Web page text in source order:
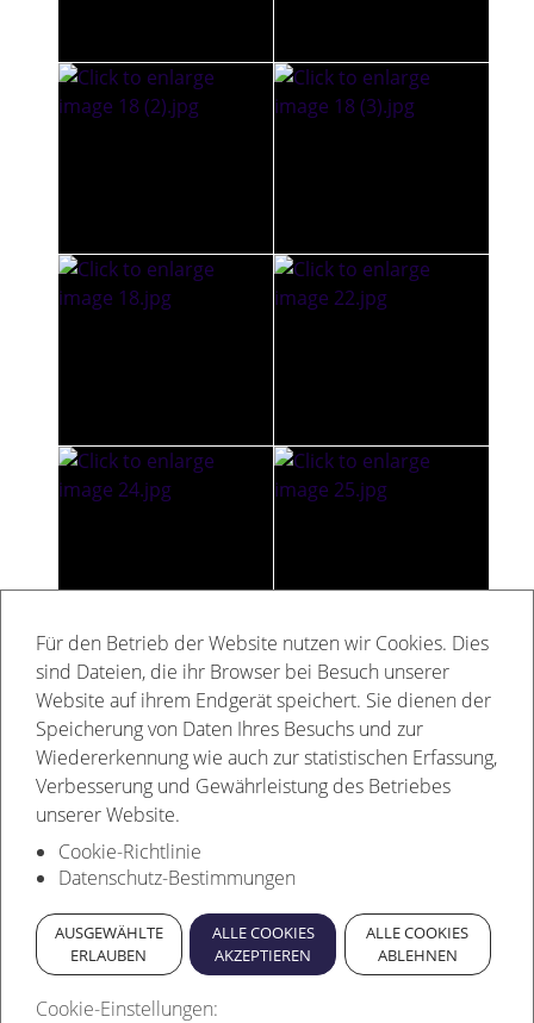
Für den Betrieb der Website nutzen wir Cookies. Dies
sind Dateien, die ihr Browser bei Besuch unserer
Website auf ihrem Endgerät speichert. Sie dienen der
Speicherung von Daten Ihres Besuchs und zur
Wiedererkennung wie auch zur statistischen Erfassung,
Verbesserung und Gewährleistung des Betriebes
unserer Website.
Cookie-Richtlinie
Datenschutz-Bestimmungen
AUSGEWÄHLTE
ERLAUBEN
ALLE COOKIES
AKZEPTIEREN
ALLE COOKIES
ABLEHNEN
Cookie-Einstellungen: